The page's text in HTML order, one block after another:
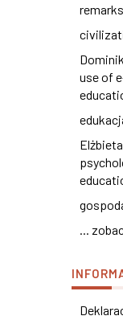
remarks
use of
...